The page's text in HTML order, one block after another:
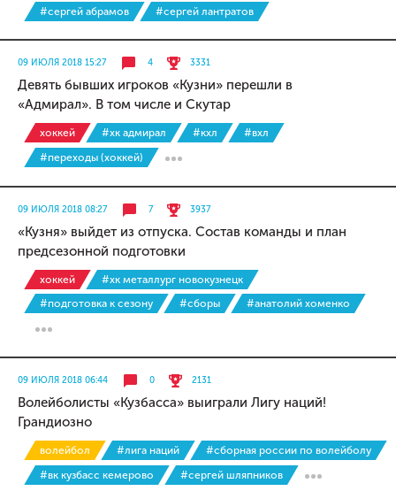
#сергей абрамов
#сергей лантратов
09 ИЮЛЯ 2018 15:27 4 3331
Девять бывших игроков «Кузни» перешли в
«Адмирал». В том числе и Скутар
хоккей #хк адмирал #кхл
#вхл
#переходы (хоккей)
09 ИЮЛЯ 2018 08:27 7 3937
«Кузня» выйдет из отпуска. Состав команды и план
предсезонной подготовки
хоккей
#хк металлург новокузнецк
#подготовка к сезону
#сборы #анатолий хоменко
09 ИЮЛЯ 2018 06:44 0 2131
Волейболисты «Кузбасса» выиграли Лигу наций!
Грандиозно
волейбол #лига наций
#сборная россии по волейболу
#вк кузбасс кемерово
#сергей шляпников